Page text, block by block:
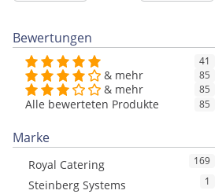
Bewertungen
41
& mehr 85
& mehr 85
Alle bewerteten Produkte 85
Marke
Royal Catering 169
Steinberg Systems 1